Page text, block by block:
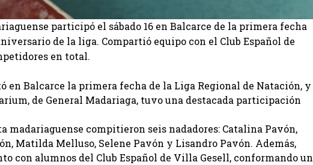
participó el sábado 16 en Balcarce de la primera fecha
de la liga. Compartió equipo con el Club Español de
en total.
en Balcarce la primera fecha de la Liga Regional de Natación, y
de General Madariaga, tuvo una destacada participación
madariaguense compitieron seis nadadores: Catalina Pavón,
Matilda Melluso, Selene Pavón y Lisandro Pavón. Además,
con alumnos del Club Español de Villa Gesell, conformando un